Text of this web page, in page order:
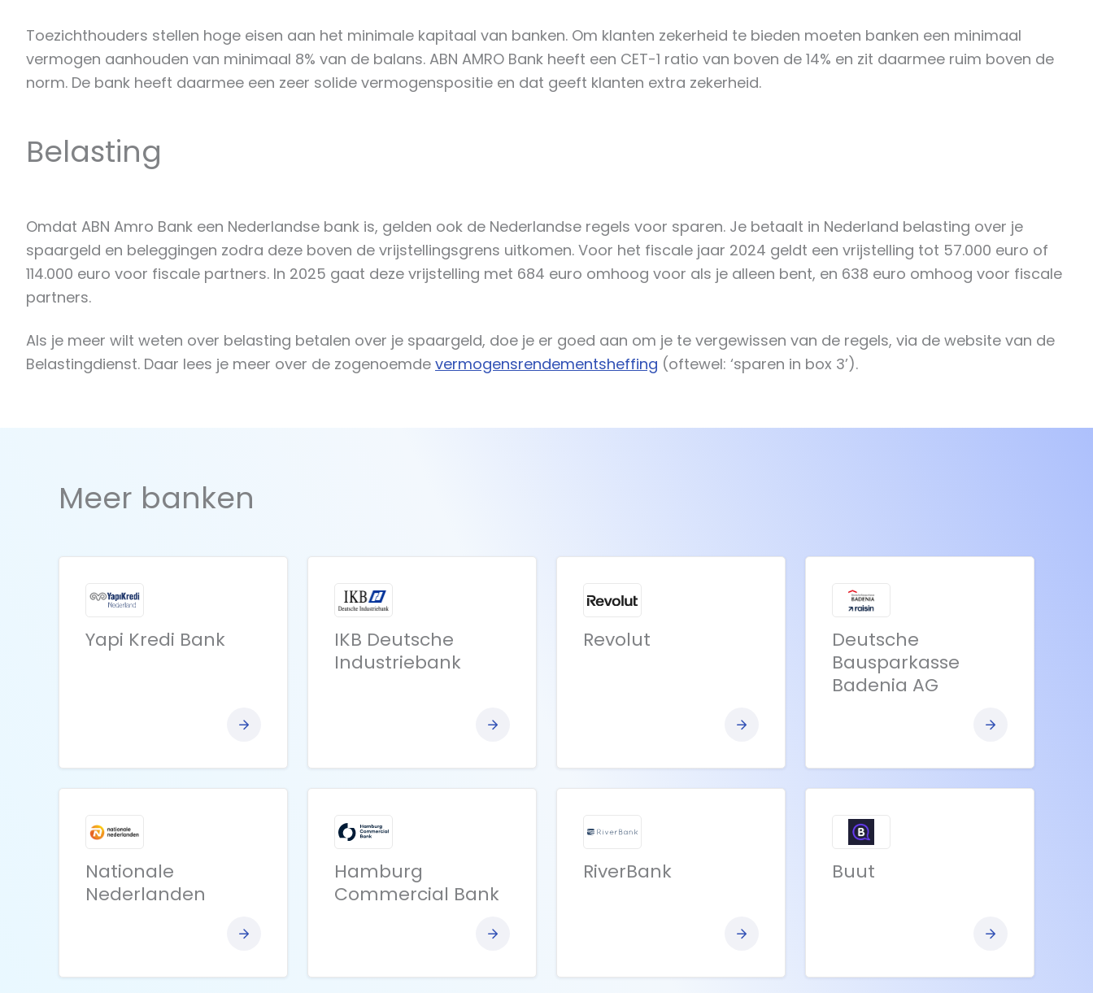
Toezichthouders stellen hoge eisen aan het minimale kapitaal van banken. Om klanten zekerheid te bieden moeten banken een minimaal
vermogen aanhouden van minimaal 8% van de balans. ABN AMRO Bank heeft een CET-1 ratio van boven de 14% en zit daarmee ruim boven de
norm. De bank heeft daarmee een zeer solide vermogenspositie en dat geeft klanten extra zekerheid.
Belasting
Omdat ABN Amro Bank een Nederlandse bank is, gelden ook de Nederlandse regels voor sparen. Je betaalt in Nederland belasting over je
spaargeld en beleggingen zodra deze boven de vrijstellingsgrens uitkomen. Voor het fiscale jaar 2024 geldt een vrijstelling tot 57.000 euro of
114.000 euro voor fiscale partners. In 2025 gaat deze vrijstelling met 684 euro omhoog voor als je alleen bent, en 638 euro omhoog voor fiscale
partners.
Als je meer wilt weten over belasting betalen over je spaargeld, doe je er goed aan om je te vergewissen van de regels, via de website van de
Belastingdienst. Daar lees je meer over de zogenoemde vermogensrendementsheffing (oftewel: ‘sparen in box 3’).
Meer banken
Yapi Kredi Bank
IKB Deutsche
Industriebank
Revolut
Deutsche
Bausparkasse
Badenia AG
Nationale
Nederlanden
Hamburg
Commercial Bank
RiverBank Buut